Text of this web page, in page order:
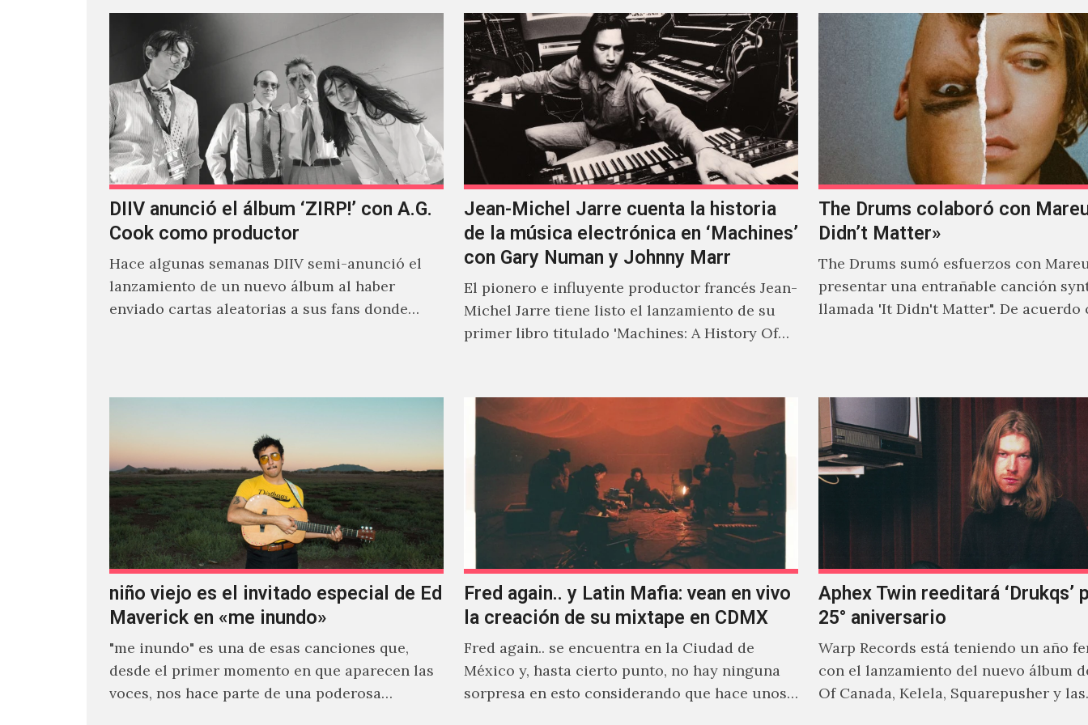
DIIV anunció el álbum ‘ZIRP!’ con A.G.
Cook como productor
Hace algunas semanas DIIV semi-anunció el
lanzamiento de un nuevo álbum al haber
enviado cartas aleatorias a sus fans donde
Jean-Michel Jarre cuenta la historia
de la música electrónica en ‘Machines’
con Gary Numan y Johnny Marr
El pionero e influyente productor francés Jean-
Michel Jarre tiene listo el lanzamiento de su
primer libro titulado 'Machines: A History Of
The Drums colaboró con
Didn’t Matter»
The Drums sumó esfuerzos con
presentar una entrañable canción
llamada 'It Didn't Matter". De acuerdo
niño viejo es el invitado especial de Ed
Maverick en «me inundo»
"me inundo" es una de esas canciones que,
desde el primer momento en que aparecen las
voces, nos hace parte de una poderosa
Fred again.. y Latin Mafia: vean en vivo
la creación de su mixtape en CDMX
Fred again.. se encuentra en la Ciudad de
México y, hasta cierto punto, no hay ninguna
sorpresa en esto considerando que hace unos
Aphex Twin reeditará ‘Drukqs’
25° aniversario
Warp Records está teniendo un año
con el lanzamiento del nuevo álbum
Of Canada, Kelela, Squarepusher y las